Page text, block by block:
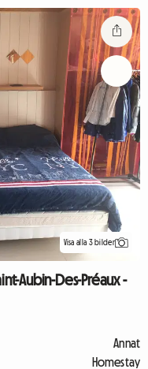
Visa alla 3 bilder
Aubin-Des-Préaux -
Annat
Homestay